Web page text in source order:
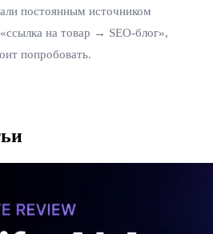
постоянным источником
на товар → SEO‑блог»,
попробовать.